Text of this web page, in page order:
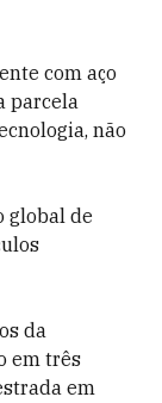
com aço
parcela
não
global de
da
em três
em